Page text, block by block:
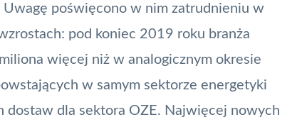
Uwagę poświęcono w nim zatrudnieniu w
pod koniec 2019 roku branża
więcej niż w analogicznym okresie
w samym sektorze energetyki
dostaw dla sektora OZE. Najwięcej nowych